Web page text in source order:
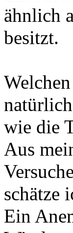
ähnlich
besitzt.
wie die
Aus
schätze
Ein